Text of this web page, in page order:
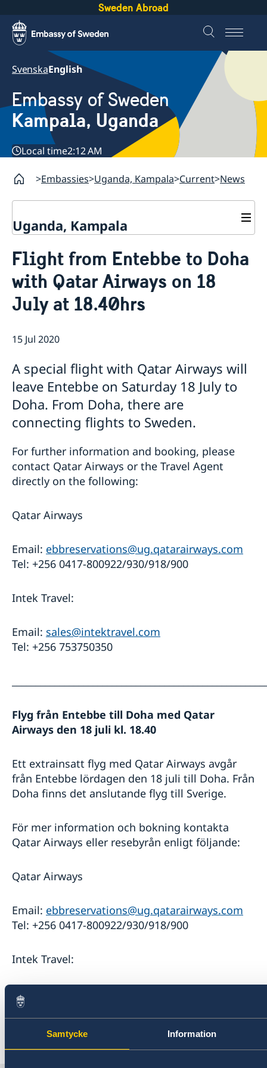
Samtycke Information
Sweden Abroad
SvenskaEnglish
Embassy of Sweden
Kampala, Uganda
Local time2:12 AM
Embassies Uganda, Kampala Current News
Uganda, Kampala
About us
Migration and Consular fees
Procurement
Questions and Answers in relation to Procurement
Vacancies
Embassy staff
Current
News
Flight from Entebbe to Doha
with Qatar Airways on 18
July at 18.40hrs
15 Jul 2020
A special flight with Qatar Airways will
leave Entebbe on Saturday 18 July to
Doha. From Doha, there are
connecting flights to Sweden.
For further information and booking, please
contact Qatar Airways or the Travel Agent
directly on the following:
Qatar Airways
Email: ebbreservations@ug.qatarairways.com
Tel: +256 0417-800922/930/918/900
Intek Travel:
Email: sales@intektravel.com
Tel: +256 753750350
Flyg från Entebbe till Doha med Qatar
Airways den 18 juli kl. 18.40
Ett extrainsatt flyg med Qatar Airways avgår
från Entebbe lördagen den 18 juli till Doha. Från
Doha finns det anslutande flyg till Sverige.
För mer information och bokning kontakta
Qatar Airways eller resebyrån enligt följande:
Qatar Airways
Email: ebbreservations@ug.qatarairways.com
Tel: +256 0417-800922/930/918/900
Intek Travel:
Email:
Tel: +256 753750350
Last updated 15 Jul 2020, 11.35 AM